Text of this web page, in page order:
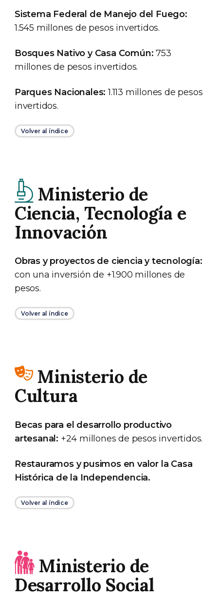
Sistema Federal de Manejo del Fuego:
1.545 millones de pesos invertidos.
Bosques Nativo y Casa Común: 753
millones de pesos invertidos.
Parques Nacionales: 1.113 millones de pesos
invertidos.
Volver al índice
Ministerio de
Ciencia, Tecnología e
Innovación
Obras y proyectos de ciencia y tecnología:
con una inversión de +1.900 millones de
pesos.
Volver al índice
Ministerio de
Cultura
Becas para el desarrollo productivo
artesanal: +24 millones de pesos invertidos.
Restauramos y pusimos en valor la Casa
Histórica de la Independencia.
Volver al índice
Ministerio de
Desarrollo Social